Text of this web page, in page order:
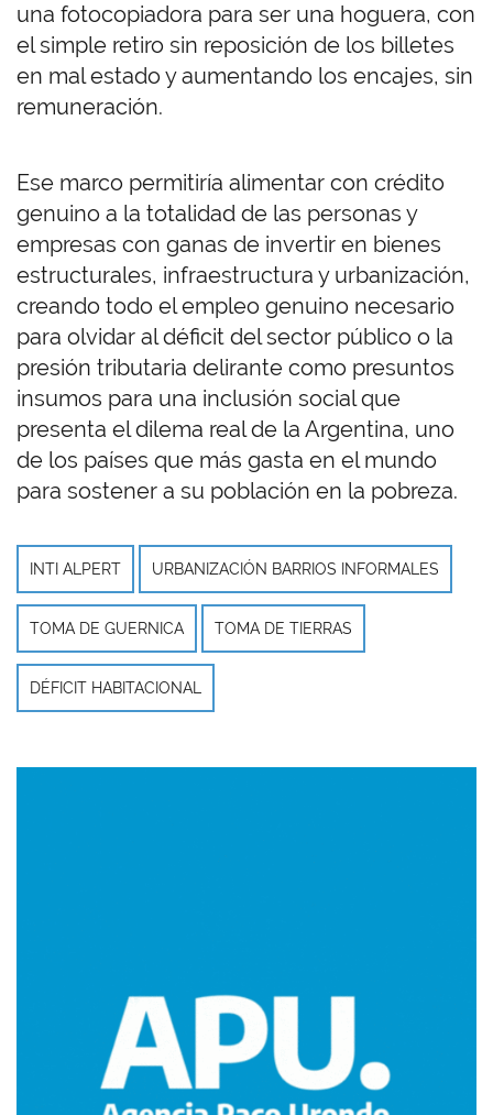
una fotocopiadora para ser una hoguera, con
el simple retiro sin reposición de los billetes
en mal estado y aumentando los encajes, sin
remuneración.
Ese marco permitiría alimentar con crédito
genuino a la totalidad de las personas y
empresas con ganas de invertir en bienes
estructurales, infraestructura y urbanización,
creando todo el empleo genuino necesario
para olvidar al déficit del sector público o la
presión tributaria delirante como presuntos
insumos para una inclusión social que
presenta el dilema real de la Argentina, uno
de los países que más gasta en el mundo
para sostener a su población en la pobreza.
INTI ALPERT URBANIZACIÓN BARRIOS INFORMALES
TOMA DE GUERNICA TOMA DE TIERRAS
DÉFICIT HABITACIONAL